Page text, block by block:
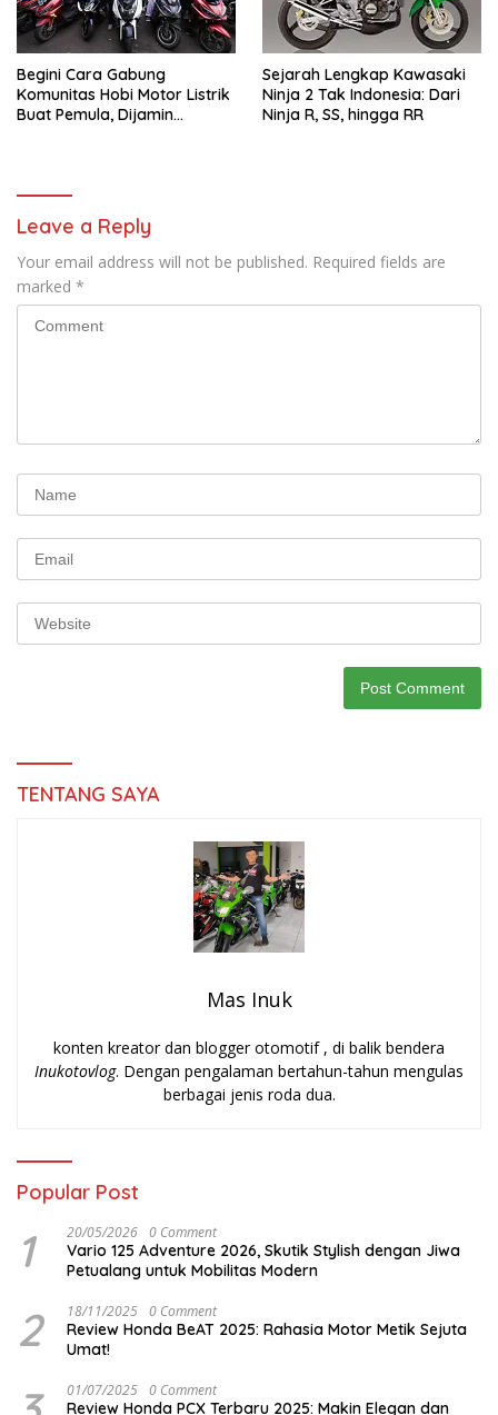
Begini Cara Gabung
Komunitas Hobi Motor Listrik
Buat Pemula, Dijamin
Sejarah Lengkap Kawasaki
Ninja 2 Tak Indonesia: Dari
Ninja R, SS, hingga RR
Leave a Reply
Your email address will not be published. Required fields are
marked *
TENTANG SAYA
Mas Inuk
konten kreator dan blogger otomotif , di balik bendera
Inukotovlog. Dengan pengalaman bertahun-tahun mengulas
berbagai jenis roda dua.
Popular Post
1 20/05/2026 0 Comment
Vario 125 Adventure 2026, Skutik Stylish dengan Jiwa
Petualang untuk Mobilitas Modern
2 18/11/2025 0 Comment
Review Honda BeAT 2025: Rahasia Motor Metik Sejuta
Umat!
01/07/2025 0 Comment
Review Honda PCX Terbaru 2025: Makin Elegan dan